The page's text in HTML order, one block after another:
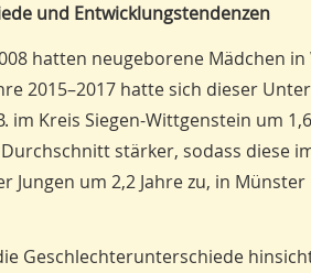
und Entwicklungstendenzen
hatten neugeborene Mädchen
2015–2017 hatte sich dieser
im Kreis Siegen-Wittgenstein um
stärker, sodass diese
Jungen um 2,2 Jahre zu, in
Geschlechterunterschiede